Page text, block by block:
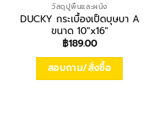
วัสดุปูพื้นและผนัง
DUCKY กระเบื้องเป็ดบุษบา A
ขนาด 10″x16″
฿189.00
สอบถาม/สั่งซื้อ